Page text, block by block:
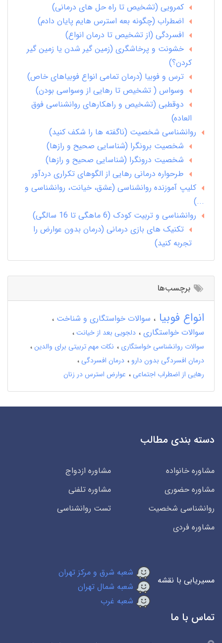
کمرویی (تشخیص تا راه حل های درمانی)
اضطراب (چگونه بعه استرس هایم پایان دادم)
افسردگی (از تشخیص تا درمان انواع)
خشونت و پرخاشگری (زمین گیر شدن یا زمین گیر
کردن؟)
ترس و فوبیا (درمان تمامی انواع فوبیاهای خاص)
وسواس ( تشخیص تا رهایی از وسواسی بودن)
دوقطبی (تشخیص و راهکارهای روانشناسی فوق
العاده)
روانشناسی شخصیت (ناگفته ها را شکف کنید)
شخصیت برونگرا (شناسایی صحیح و رازها)
شخصیت درونگرا (شناسایی صحیح و رازها)
طرحواره درمانی رهایی از الگوهای تکراری دردآور
کلیپ آموزنده روانشناسی (عشق، خیانت، روانشناسی و
...)
روانشناسی و تربیت کودک (6 ماهگی تا 16 سالگی)
تکنیک های بازی درمانی (درمان بدون عوارض را
تجربه کنید)
برچسب‌ها
انواع فوبیا
سوالات خواستگاری و شناخت
سوالات خواستگاری
دلجویی بعد از خیانت
سوالات روانشناسی خواستگاری
نکات مهم تربیتی برای والدین
درمان افسردگی بدون دارو
درمان افسردگی
رهایی از اضطراب اجتماعی
عوارض استرس در زنان
دسته بندی مطالب
مشاوره خانواده
مشاوره ازدواج
مشاوره حضوری
مشاوره تلفنی
روانشناسی شخصیت
تست روانشناسی
مشاوره فردی
مسیریابی با نقشه
شعبه شرق و مرکز تهران
شعبه شمال تهران
شعبه غرب
تماس با ما